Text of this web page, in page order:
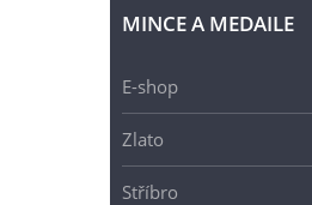
MINCE A MEDAILE
E-shop
Zlato
Stříbro